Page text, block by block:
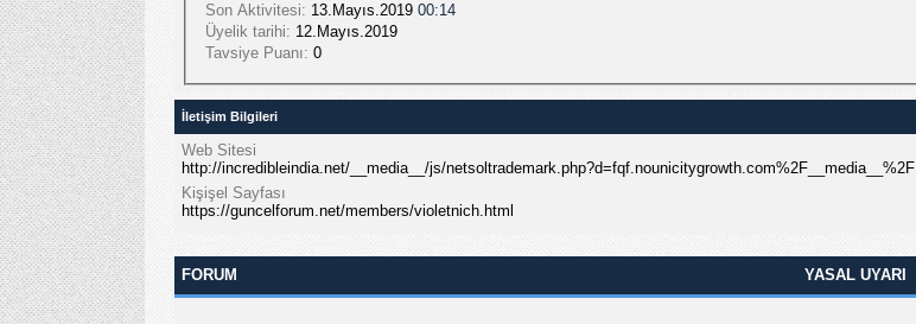
Son Aktivitesi: 13.Mayıs.2019 00:14
Üyelik tarihi: 12.Mayıs.2019
Tavsiye Puanı: 0
İletişim Bilgileri
Web Sitesi
http://incredibleindia.net/__media__/js/netsoltrademark.php?d=fqf.nounicitygrowth.com%2F__media__%2F
Kişişel Sayfası
https://guncelforum.net/members/violetnich.html
FORUM YASAL UYARI